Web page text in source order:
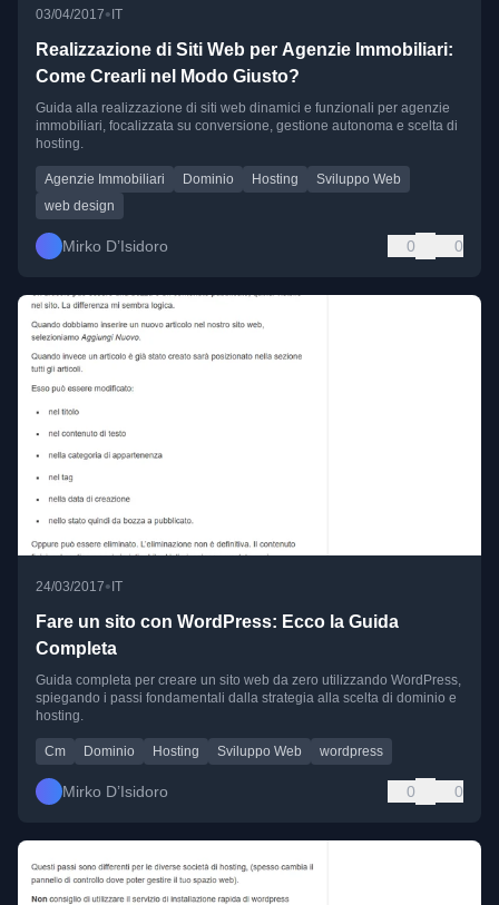
03/04/2017•IT
Realizzazione di Siti Web per Agenzie Immobiliari:
Come Crearli nel Modo Giusto?
Guida alla realizzazione di siti web dinamici e funzionali per agenzie
immobiliari, focalizzata su conversione, gestione autonoma e scelta di
hosting.
Agenzie Immobiliari Dominio Hosting
Sviluppo Web
web design
Mirko D’Isidoro 0 0
24/03/2017• IT
Fare un sito con WordPress: Ecco la Guida
Completa
Guida completa per creare un sito web da zero utilizzando WordPress,
spiegando i passi fondamentali dalla strategia alla scelta di dominio e
hosting.
Cm Dominio Hosting Sviluppo Web wordpress
Mirko D’Isidoro 0 0